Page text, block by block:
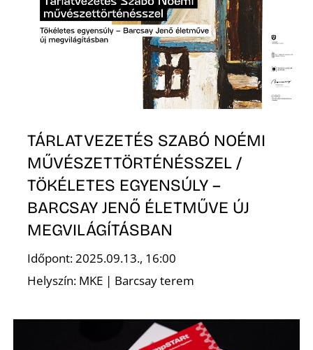
TÁRLATVEZETÉS SZABÓ NOÉMI
MŰVÉSZETTÖRTÉNÉSSZEL /
TÖKÉLETES EGYENSÚLY –
BARCSAY JENŐ ÉLETMŰVE ÚJ
MEGVILÁGÍTÁSBAN
Időpont: 2025.09.13., 16:00
Helyszín: MKE | Barcsay terem